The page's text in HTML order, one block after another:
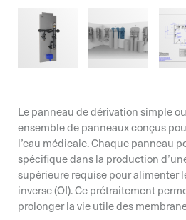
Le panneau de dérivation simple
ensemble de panneaux conçus
l’eau médicale. Chaque panneau
spécifique dans la production
supérieure requise pour alimenter
inverse (OI). Ce prétraitement
prolonger la vie utile des